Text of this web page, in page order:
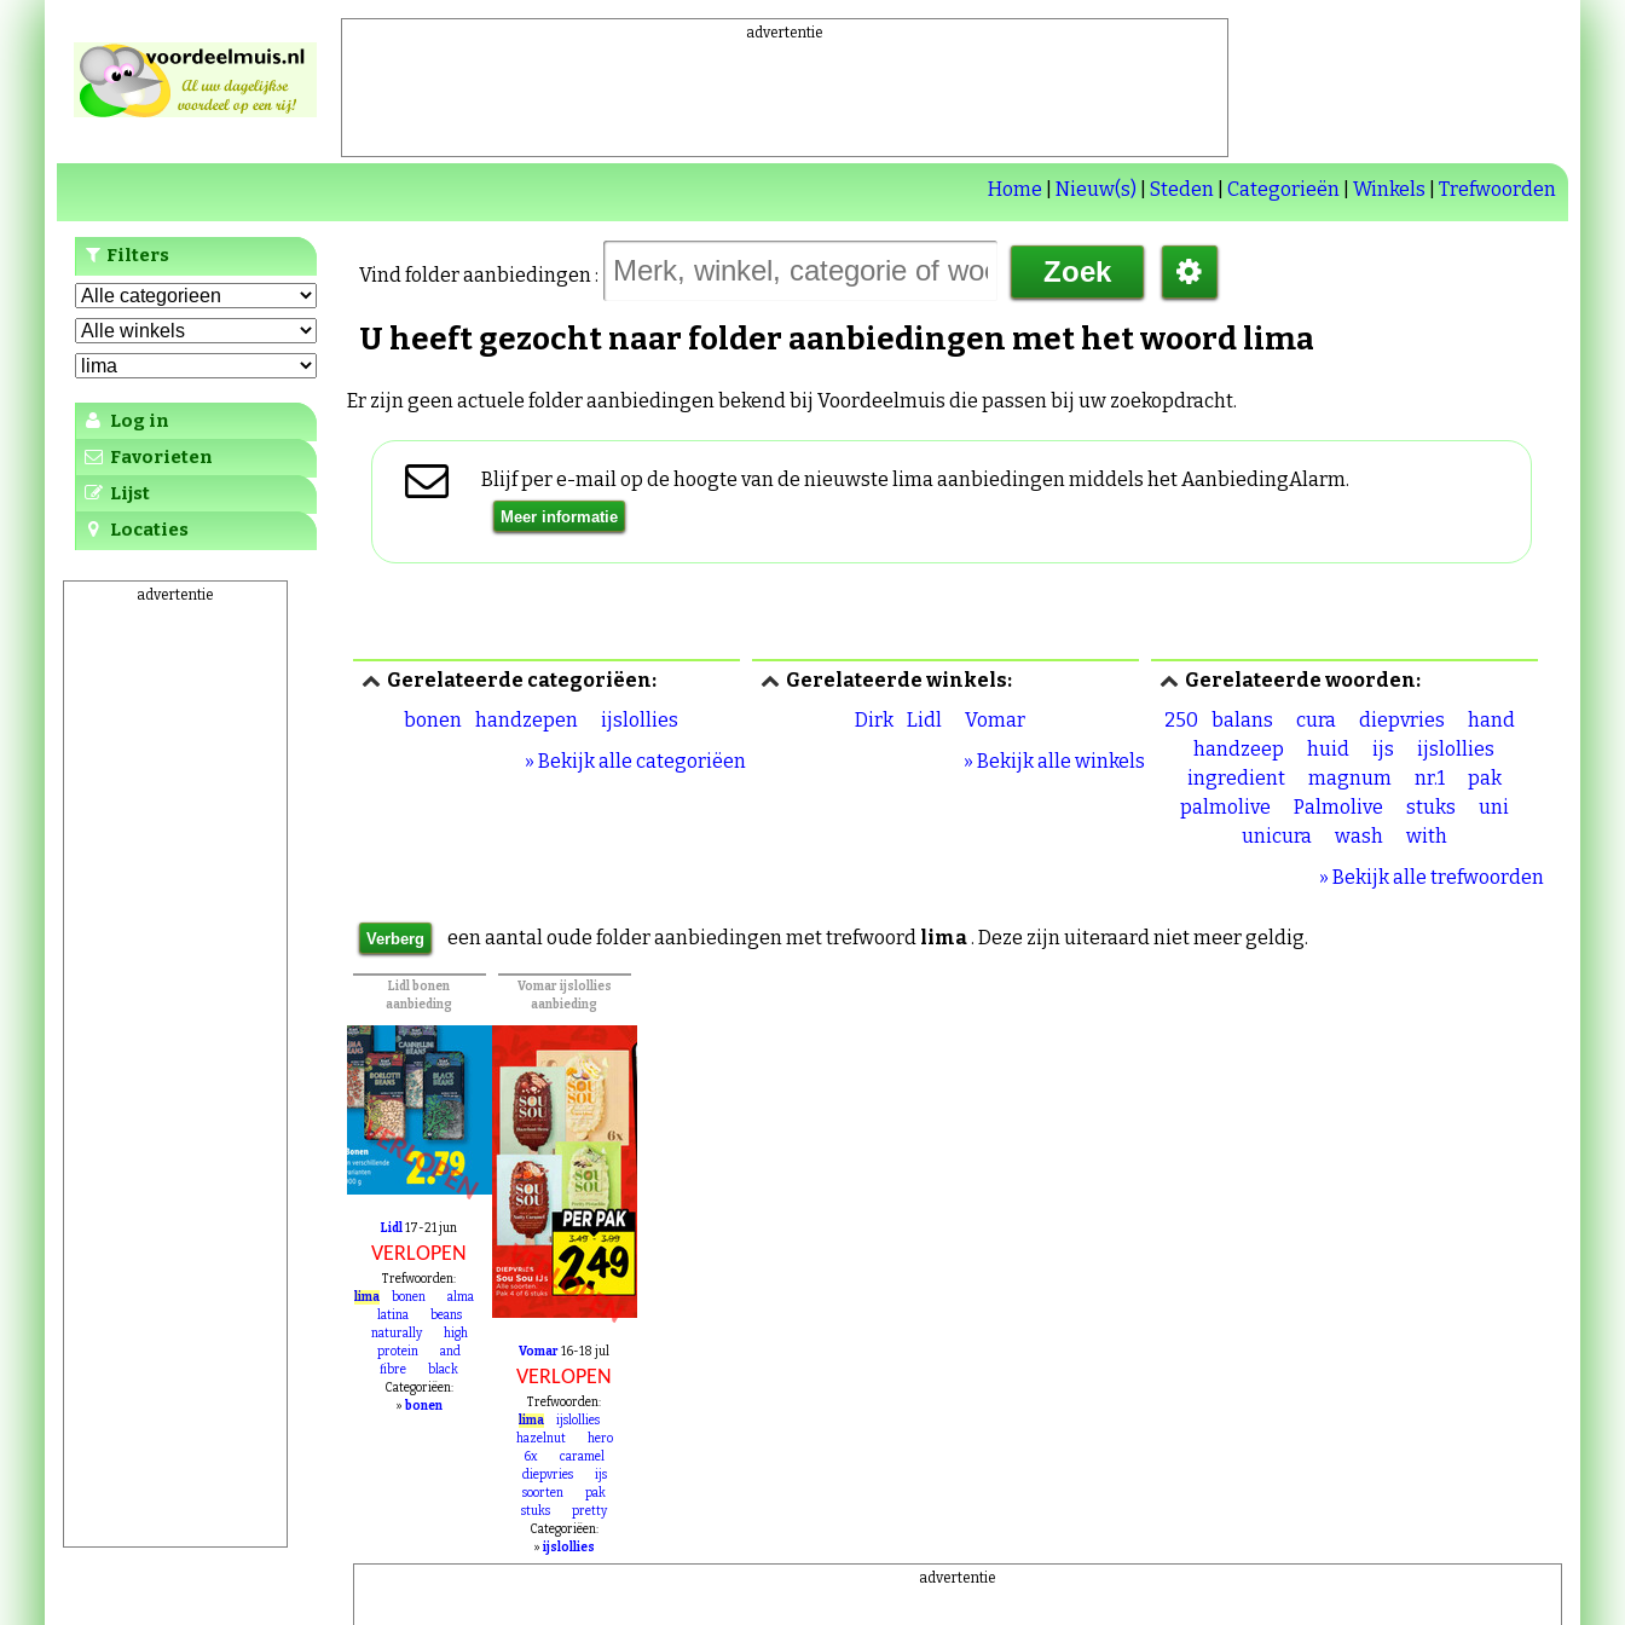
advertentie
Home Nieuw(s) Steden| Categorieën| Winkels Trefwoorden
Filters
Log in
Favorieten
Lijst
Locaties
advertentie
Vind folder aanbiedingen :
U heeft gezocht naar folder aanbiedingen met het woordlima
Er zijn geen actuele folder aanbiedingen bekend bij Voordeelmuis die passen bij uw zoekopdracht.
Blijf per e-mail op de hoogte van de nieuwste lima aanbiedingen middels het AanbiedingAlarm.
Gerelateerde categoriëen:
handzepen
ijslollies
Gerelateerde winkels:
Vomar
Gerelateerde woorden:
250 balans cura diepvries
hand
handzeep
huid ijs
ijslollies
ingredient
magnum nr.1
pak
palmolive
Palmolive stuks
wash
with
Lidl bonen
aanbieding
VERLOPEN
Lidl17-21 jun
VERLOPEN
Trefwoorden:
bonen
alma
latina
beans
naturally
high
protein
fibre
Vomar ijslollies
aanbieding
VERLOPEN
Vomar16-18 jul
VERLOPEN
Trefwoorden:
lima
hazelnut
hero
caramel
diepvries
ijs
soorten
pak
stuks
pretty
Categoriëen: